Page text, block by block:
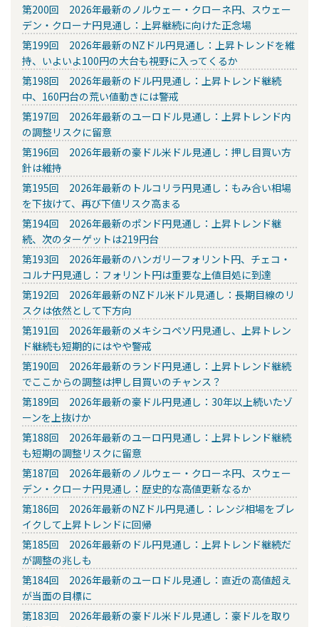
第200回 2026年最新のノルウェー・クローネ円、スウェー
デン・クローナ円見通し：上昇継続に向けた正念場
第199回 2026年最新のNZドル円見通し：上昇トレンドを維
持、いよいよ100円の大台も視野に入ってくるか
第198回 2026年最新のドル円見通し：上昇トレンド継続
中、160円台の荒い値動きには警戒
第197回 2026年最新のユーロドル見通し：上昇トレンド内
の調整リスクに留意
第196回 2026年最新の豪ドル米ドル見通し：押し目買い方
針は維持
第195回 2026年最新のトルコリラ円見通し：もみ合い相場
を下抜けて、再び下値リスク高まる
第194回 2026年最新のポンド円見通し：上昇トレンド継
続、次のターゲットは219円台
第193回 2026年最新のハンガリーフォリント円、チェコ・
コルナ円見通し：フォリント円は重要な上値目処に到達
第192回 2026年最新のNZドル米ドル見通し：長期目線のリ
スクは依然として下方向
第191回 2026年最新のメキシコペソ円見通し、上昇トレン
ド継続も短期的にはやや警戒
第190回 2026年最新のランド円見通し：上昇トレンド継続
でここからの調整は押し目買いのチャンス？
第189回 2026年最新の豪ドル円見通し：30年以上続いたゾ
ーンを上抜けか
第188回 2026年最新のユーロ円見通し：上昇トレンド継続
も短期の調整リスクに留意
第187回 2026年最新のノルウェー・クローネ円、スウェー
デン・クローナ円見通し：歴史的な高値更新なるか
第186回 2026年最新のNZドル円見通し：レンジ相場をブレ
イクして上昇トレンドに回帰
第185回 2026年最新のドル円見通し：上昇トレンド継続だ
が調整の兆しも
第184回 2026年最新のユーロドル見通し：直近の高値超え
が当面の目標に
第183回 2026年最新の豪ドル米ドル見通し：豪ドルを取り